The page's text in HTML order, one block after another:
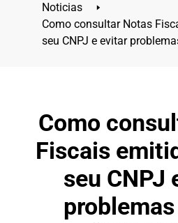
Noticias
🢒
Como consultar Notas
seu CNPJ e evitar
Como
Fiscais
seu CNPJ